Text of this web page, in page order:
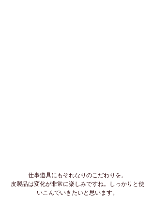
仕事道具にもそれなりのこだわりを。
皮製品は変化が非常に楽しみですね。しっかりと使
いこんでいきたいと思います。